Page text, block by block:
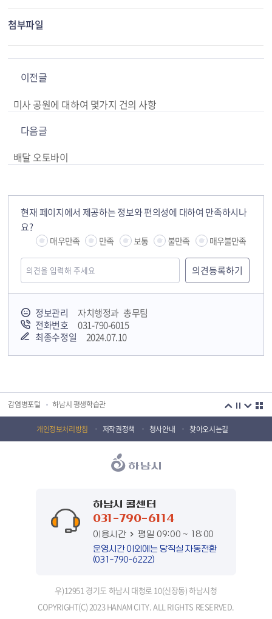
첨부파일
이전글
미사 공원에 대하여 몇가지 건의 사항
다음글
배달 오토바이
현재 페이지에서 제공하는 정보와 편의성에 대하여 만족하시나
요?
매우만족 만족 보통 불만족 매우불만족
정보관리
자치행정과 총무팀
전화번호
031-790-6015
최종수정일
2024.07.10
국민안전교육플랫폼
감염병포털 하남시 평생학습관
하남혁신교육지구 huic 하남도시공사
하남문화재단 하남역사박물관
하남시정신건강복지센터
(재)하남시자원봉사센터 하남시환경교육센터
하남시 장애인 무료법률 상담센터 경기도의회 하남상담소
경기도 장애인생산품판매시설
개인정보처리방침 저작권정책 청사안내 찾아오시는길
우)12951 경기도 하남시 대청로 10(신장동) 하남시청
COPYRIGHT(C) 2023 HANAM CITY. ALL RIGHTS RESERVED.
하남시 콜센터
031-790-6114
이용시간
평일 09:00 ~ 18:00
운영시간 이외에는 당직실 자동전환
(031-790-6222)